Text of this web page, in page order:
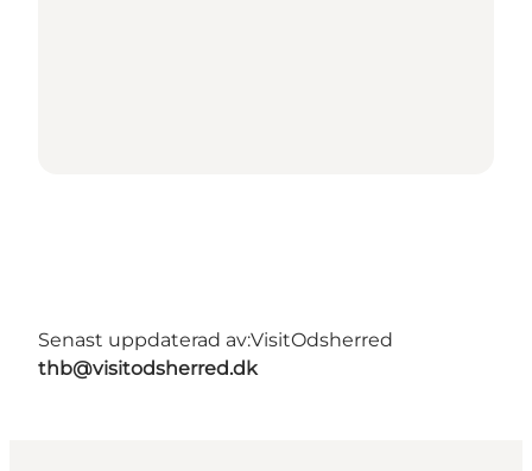
Senast uppdaterad av:VisitOdsherred
thb@visitodsherred.dk